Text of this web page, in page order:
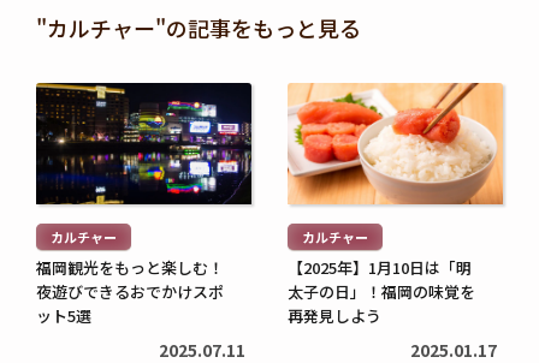
投資信託と株の違いは？仕
組みやリスク、利益などを
2026.05.28
退職金は定期預金で運用す
べき？メリット・デメリッ
2026.05.21
続
き
を
読
む
> 子育てに役立つ
高校生でも口座開設でき
続
き
を
読
む
>住まいに役立つ
住宅ローン中に転職しても
"カルチャー"の記事をもっと見る
続
き
を
読
む
> カルチャー
福岡観光をもっと楽しむ！
夜遊びできるおでかけスポ
ット5選
2025.07.11
続
き
を
読
む
> カルチャー
【2025年】1月10日は「明
太子の日」！福岡の味覚を
再発見しよう
2025.01.17